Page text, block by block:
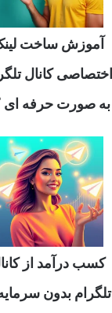
آموزش ساخت
اختصاصی کانال
به صورت حرفه ای
کسب درآمد از
تلگرام بدون